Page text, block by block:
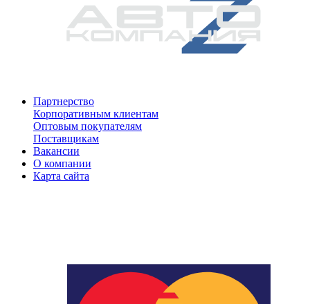
Партнерство
Корпоративным клиентам
Оптовым покупателям
Поставщикам
Вакансии
О компании
Карта сайта